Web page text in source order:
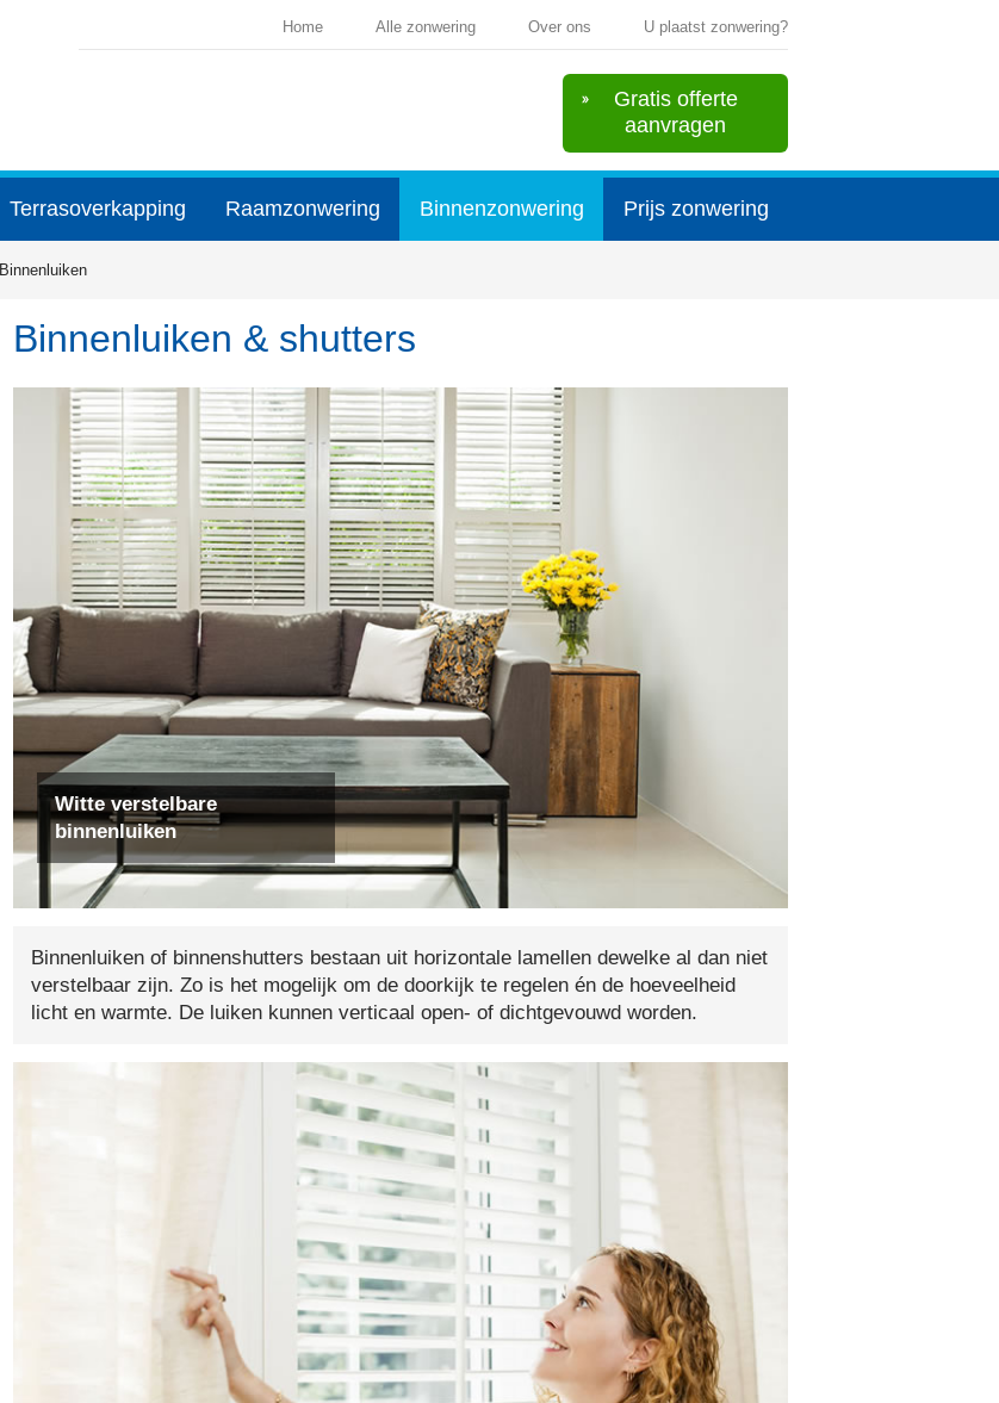
Home Alle zonwering Over ons U plaatst zonwering?
Gratis offerte
aanvragen
Terrasoverkapping Raamzonwering Binnenzonwering Prijs zonwering
Binnenluiken
Binnenluiken & shutters
Witte verstelbare
binnenluiken
Binnenluiken of binnenshutters bestaan uit horizontale lamellen dewelke al dan niet
verstelbaar zijn. Zo is het mogelijk om de doorkijk te regelen én de hoeveelheid
licht en warmte. De luiken kunnen verticaal open- of dichtgevouwd worden.